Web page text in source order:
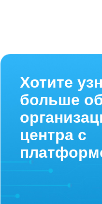
Хотите
больше
центра с